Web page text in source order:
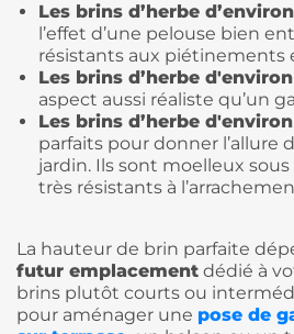
Les brins d’herbe
l’effet d’une pelouse bien
résistants aux piétinements
Les brins d’herbe
aspect aussi réaliste qu’un
Les brins d’herbe
parfaits pour donner l’allure
jardin. Ils sont moelleux
très résistants à
La hauteur de brin parfaite
futur emplacement dédié à
brins plutôt courts ou
pour aménager une pose de